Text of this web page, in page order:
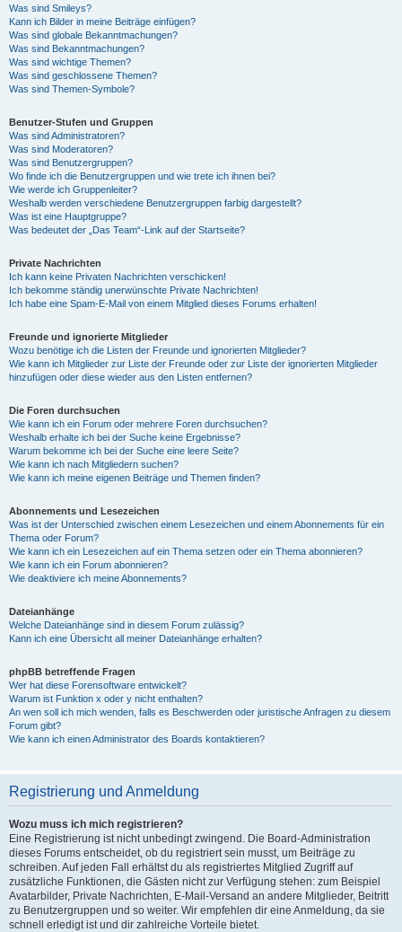
Was sind Smileys?
Kann ich Bilder in meine Beiträge einfügen?
Was sind globale Bekanntmachungen?
Was sind Bekanntmachungen?
Was sind wichtige Themen?
Was sind geschlossene Themen?
Was sind Themen-Symbole?
Benutzer-Stufen und Gruppen
Was sind Administratoren?
Was sind Moderatoren?
Was sind Benutzergruppen?
Wo finde ich die Benutzergruppen und wie trete ich ihnen bei?
Wie werde ich Gruppenleiter?
Weshalb werden verschiedene Benutzergruppen farbig dargestellt?
Was ist eine Hauptgruppe?
Was bedeutet der „Das Team“-Link auf der Startseite?
Private Nachrichten
Ich kann keine Privaten Nachrichten verschicken!
Ich bekomme ständig unerwünschte Private Nachrichten!
Ich habe eine Spam-E-Mail von einem Mitglied dieses Forums erhalten!
Freunde und ignorierte Mitglieder
Wozu benötige ich die Listen der Freunde und ignorierten Mitglieder?
Wie kann ich Mitglieder zur Liste der Freunde oder zur Liste der ignorierten Mitglieder
hinzufügen oder diese wieder aus den Listen entfernen?
Die Foren durchsuchen
Wie kann ich ein Forum oder mehrere Foren durchsuchen?
Weshalb erhalte ich bei der Suche keine Ergebnisse?
Warum bekomme ich bei der Suche eine leere Seite?
Wie kann ich nach Mitgliedern suchen?
Wie kann ich meine eigenen Beiträge und Themen finden?
Abonnements und Lesezeichen
Was ist der Unterschied zwischen einem Lesezeichen und einem Abonnements für ein
Thema oder Forum?
Wie kann ich ein Lesezeichen auf ein Thema setzen oder ein Thema abonnieren?
Wie kann ich ein Forum abonnieren?
Wie deaktiviere ich meine Abonnements?
Dateianhänge
Welche Dateianhänge sind in diesem Forum zulässig?
Kann ich eine Übersicht all meiner Dateianhänge erhalten?
phpBB betreffende Fragen
Wer hat diese Forensoftware entwickelt?
Warum ist Funktion x oder y nicht enthalten?
An wen soll ich mich wenden, falls es Beschwerden oder juristische Anfragen zu diesem
Forum gibt?
Wie kann ich einen Administrator des Boards kontaktieren?
Registrierung und Anmeldung
Wozu muss ich mich registrieren?
Eine Registrierung ist nicht unbedingt zwingend. Die Board-Administration
dieses Forums entscheidet, ob du registriert sein musst, um Beiträge zu
schreiben. Auf jeden Fall erhältst du als registriertes Mitglied Zugriff auf
zusätzliche Funktionen, die Gästen nicht zur Verfügung stehen: zum Beispiel
Avatarbilder, Private Nachrichten, E-Mail-Versand an andere Mitglieder, Beitritt
zu Benutzergruppen und so weiter. Wir empfehlen dir eine Anmeldung, da sie
schnell erledigt ist und dir zahlreiche Vorteile bietet.